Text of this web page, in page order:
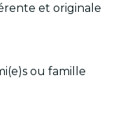
et originale
ou famille